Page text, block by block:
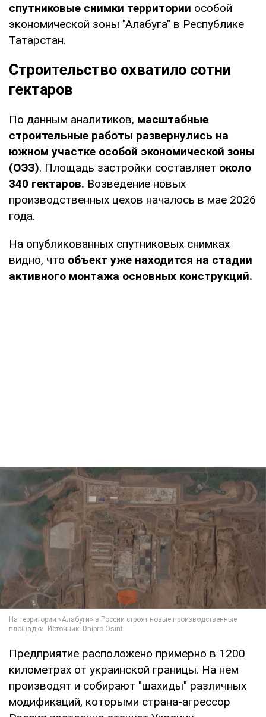
спутниковые снимки территории особой
экономической зоны "Алабуга" в Республике
Татарстан.
Строительство охватило сотни
гектаров
По данным аналитиков, масштабные
строительные работы развернулись на
южном участке особой экономической зоны
(ОЭЗ). Площадь застройки составляет около
340 гектаров. Возведение новых
производственных цехов началось в мае 2026
года.
На опубликованных спутниковых снимках
видно, что объект уже находится на стадии
активного монтажа основных конструкций.
Предприятие расположено примерно в 1200
километрах от украинской границы. На нем
производят и собирают "шахиды" различных
модификаций, которыми страна-агрессор